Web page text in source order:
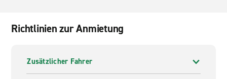
Haltestellen fahren Sie mit dem Mietwagen zum
im Handumdrehen in die Welt von Adligen und in die
abwechslungsreiche Geschichte Schottlands.
Richtlinien zur Anmietung
Zusätzlicher Fahrer